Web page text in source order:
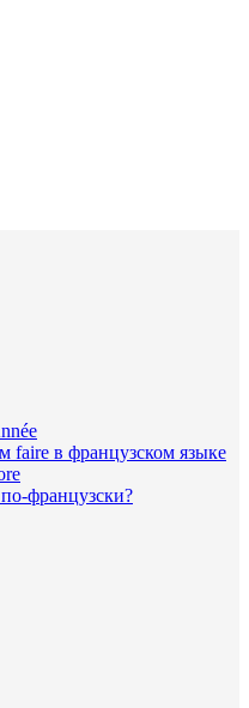
faire в французском языке
французски?